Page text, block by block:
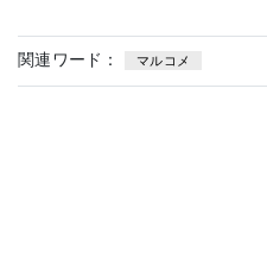
関連ワード： マルコメ